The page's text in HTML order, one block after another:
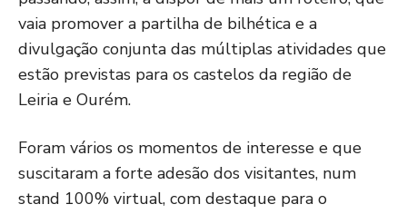
vaia promover a partilha de bilhética e a
divulgação conjunta das múltiplas atividades que
estão previstas para os castelos da região de
Leiria e Ourém.
Foram vários os momentos de interesse e que
suscitaram a forte adesão dos visitantes, num
stand 100% virtual, com destaque para o